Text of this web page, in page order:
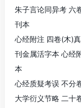
朱子言论同异考 六
刊本
心经附注 四卷(木)
刊金属活字本 心经
本
心经质疑考误 不分
大学衍义节略 二十